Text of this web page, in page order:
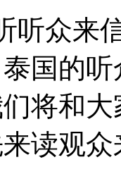
听众来
国的
将和
读观众